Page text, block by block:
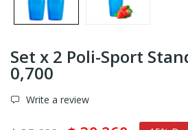
Set x 2 Poli-Sport
0,700
Write a review